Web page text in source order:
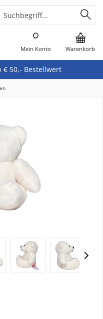
€ 50,- Bestellwert
Warenkorb
Mein Konto